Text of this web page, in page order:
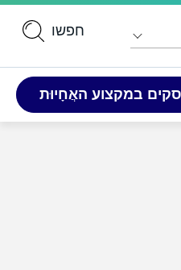
במקצוע האֲחָיוּת